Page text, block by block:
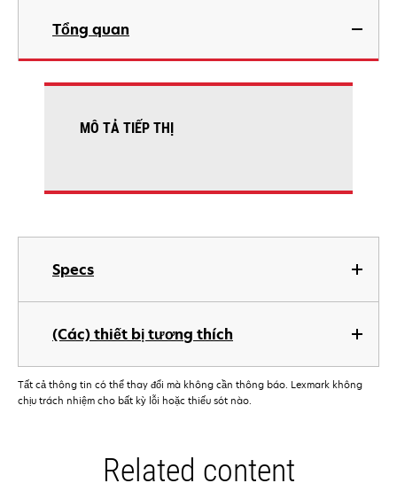
Tổng quan
Specs
(Các) thiết bị tương thích
MÔ TẢ TIẾP THỊ
Tất cả thông tin có thể thay đổi mà không cần thông báo. Lexmark không
chịu trách nhiệm cho bất kỳ lỗi hoặc thiếu sót nào.
Related content